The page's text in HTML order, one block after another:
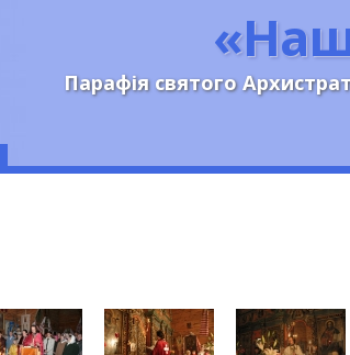
Парафія святого